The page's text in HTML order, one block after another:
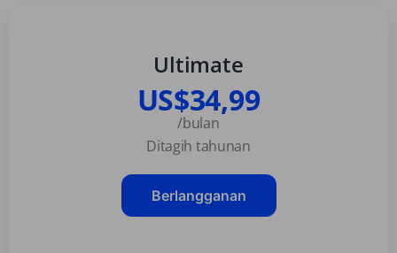
Ultimate
US$34,99
/bulan
Ditagih tahunan
Berlangganan